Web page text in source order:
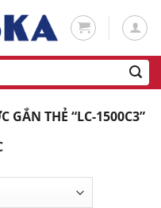
GẮN THẺ “LC-1500C3”